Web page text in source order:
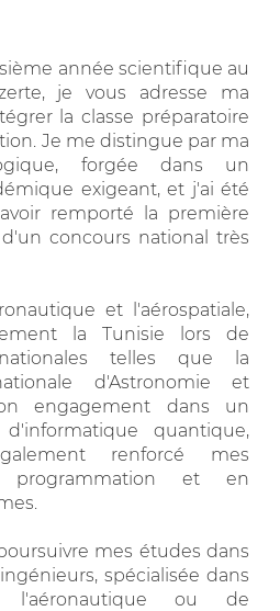
année scientifique au
je vous adresse ma
la classe préparatoire
Je me distingue par ma
forgée dans un
exigeant, et j'ai été
remporté la première
concours national très
et l'aérospatiale,
la Tunisie lors de
telles que la
d'Astronomie et
engagement dans un
quantique,
renforcé mes
programmation et en
mes études dans
spécialisée dans
ou de